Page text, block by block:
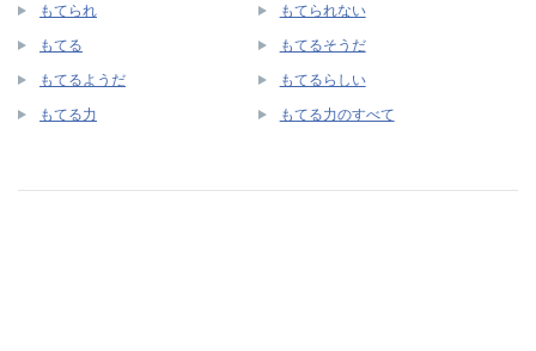
もてられ もてられない
もてる もてるそうだ
もてるようだ もてるらしい
もてる力 もてる力のすべて